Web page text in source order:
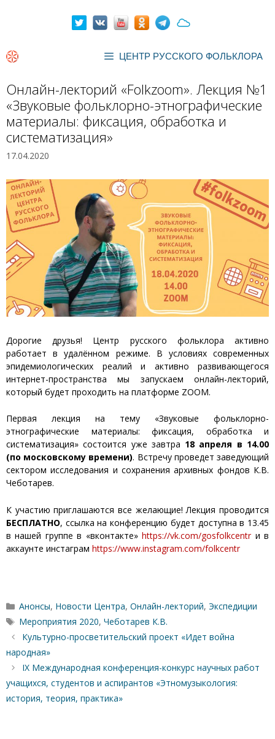
ЦЕНТР РУССКОГО ФОЛЬКЛОРА
Онлайн-лекторий «Folkzoom». Лекция №1
«Звуковые фольклорно-этнографические
материалы: фиксация, обработка и
систематизация»
17.04.2020
Дорогие друзья! Центр русского фольклора активно
работает в удалённом режиме. В условиях современных
эпидемиологических реалий и активно развивающегося
интернет-пространства мы запускаем онлайн-лекторий,
который будет проходить на платформе ZOOM.
Первая лекция на тему «Звуковые фольклорно-
этнографические материалы: фиксация, обработка и
систематизация» состоится уже завтра 18 апреля в 14.00
(по московскому времени). Встречу проведет заведующий
сектором исследования и сохранения архивных фондов К.В.
Чеботарев.
К участию приглашаются все желающие! Лекция проводится
БЕСПЛАТНО, ссылка на конференцию будет доступна в 13.45
в нашей группе в «вконтакте»https://vk.com/gosfolkcentrи в
аккаунте инстаграм https://www.instagram.com/folkcentr
Рубрики
Анонсы, Новости Центра,Онлайн-лекторий,Экспедиции
Метки
Мероприятия 2020,Чеботарев К.В.
Культурно-просветительский проект «Идет война
народная»
IХ Международная конференция-конкурс научных работ
учащихся, студентов и аспирантов «Этномузыкология:
история, теория, практика»